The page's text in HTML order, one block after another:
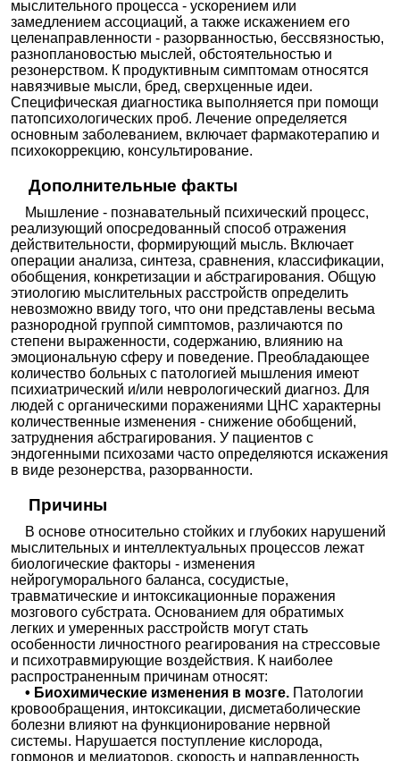
Ещё 1510 клиник
мыслительного процесса - ускорением или
замедлением ассоциаций, а также искажением его
целенаправленности - разорванностью, бессвязностью,
разноплановостью мыслей, обстоятельностью и
резонерством. К продуктивным симптомам относятся
навязчивые мысли, бред, сверхценные идеи.
Специфическая диагностика выполняется при помощи
патопсихологических проб. Лечение определяется
основным заболеванием, включает фармакотерапию и
психокоррекцию, консультирование.
Дополнительные факты
Мышление - познавательный психический процесс,
реализующий опосредованный способ отражения
действительности, формирующий мысль. Включает
операции анализа, синтеза, сравнения, классификации,
обобщения, конкретизации и абстрагирования. Общую
этиологию мыслительных расстройств определить
невозможно ввиду того, что они представлены весьма
разнородной группой симптомов, различаются по
степени выраженности, содержанию, влиянию на
эмоциональную сферу и поведение. Преобладающее
количество больных с патологией мышления имеют
психиатрический и/или неврологический диагноз. Для
людей с органическими поражениями ЦНС характерны
количественные изменения - снижение обобщений,
затруднения абстрагирования. У пациентов с
эндогенными психозами часто определяются искажения
в виде резонерства, разорванности.
Причины
В основе относительно стойких и глубоких нарушений
мыслительных и интеллектуальных процессов лежат
биологические факторы - изменения
нейрогуморального баланса, сосудистые,
травматические и интоксикационные поражения
мозгового субстрата. Основанием для обратимых
легких и умеренных расстройств могут стать
особенности личностного реагирования на стрессовые
и психотравмирующие воздействия. К наиболее
распространенным причинам относят:
• Биохимические изменения в мозге. Патологии
кровообращения, интоксикации, дисметаболические
болезни влияют на функционирование нервной
системы. Нарушается поступление кислорода,
гормонов и медиаторов, скорость и направленность